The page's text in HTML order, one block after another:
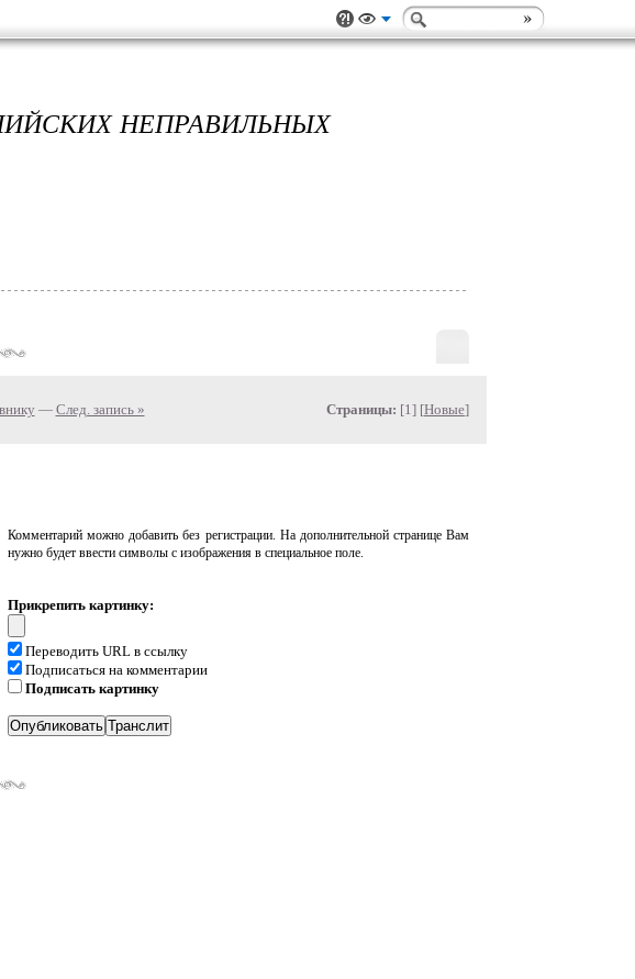
НЕПРАВИЛЬНЫХ
— След. запись » Страницы: [1] [Новые]
Комментарий можно добавить без регистрации. На дополнительной странице Вам
нужно будет ввести символы с изображения в специальное поле.
Прикрепить картинку:
Переводить URL в ссылку
Подписаться на комментарии
Подписать картинку